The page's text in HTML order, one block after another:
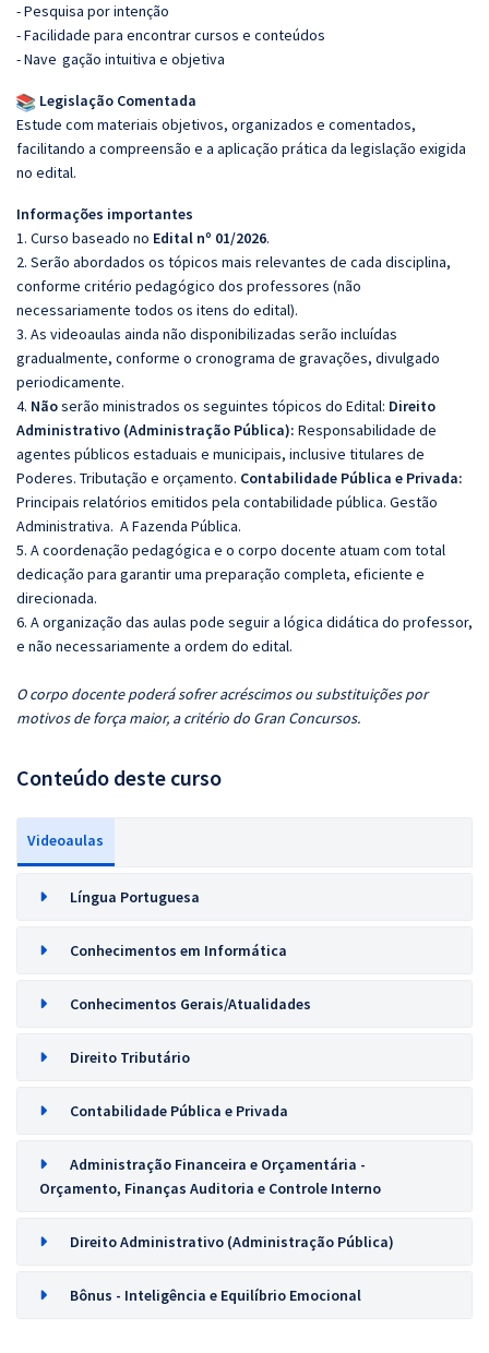
- Pesquisa por intenção
- Facilidade para encontrar cursos e conteúdos
- Nave gação intuitiva e objetiva
Legislação Comentada
Estude com materiais objetivos, organizados e comentados,
facilitando a compreensão e a aplicação prática da legislação exigida
no edital.
Informações importantes
1. Curso baseado no Edital nº 01/2026.
2. Serão abordados os tópicos mais relevantes de cada disciplina,
conforme critério pedagógico dos professores (não
necessariamente todos os itens do edital).
3. As videoaulas ainda não disponibilizadas serão incluídas
gradualmente, conforme o cronograma de gravações, divulgado
periodicamente.
4. Nãoserão ministrados os seguintes tópicos do Edital: Direito
Administrativo (Administração Pública): Responsabilidade de
agentes públicos estaduais e municipais, inclusive titulares de
Poderes. Tributação e orçamento. Contabilidade Pública e Privada:
Principais relatórios emitidos pela contabilidade pública. Gestão
Administrativa. A Fazenda Pública.
5. A coordenação pedagógica e o corpo docente atuam com total
dedicação para garantir uma preparação completa, eficiente e
direcionada.
6. A organização das aulas pode seguir a lógica didática do professor,
e não necessariamente a ordem do edital.
O corpo docente poderá sofrer acréscimos ou substituições por
motivos de força maior, a critério do Gran Concursos.
Conteúdo deste curso
Videoaulas
Língua Portuguesa
Conhecimentos em Informática
Conhecimentos Gerais/Atualidades
Direito Tributário
Contabilidade Pública e Privada
Administração Financeira e Orçamentária -
Orçamento, Finanças Auditoria e Controle Interno
Direito Administrativo (Administração Pública)
Bônus - Inteligência e Equilíbrio Emocional